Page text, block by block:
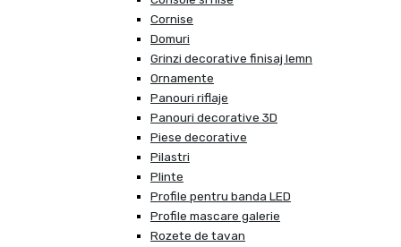
Cornise
Domuri
Grinzi decorative finisaj lemn
Ornamente
Panouri riflaje
Panouri decorative 3D
Piese decorative
Pilastri
Plinte
Profile pentru banda LED
Profile mascare galerie
Rozete de tavan